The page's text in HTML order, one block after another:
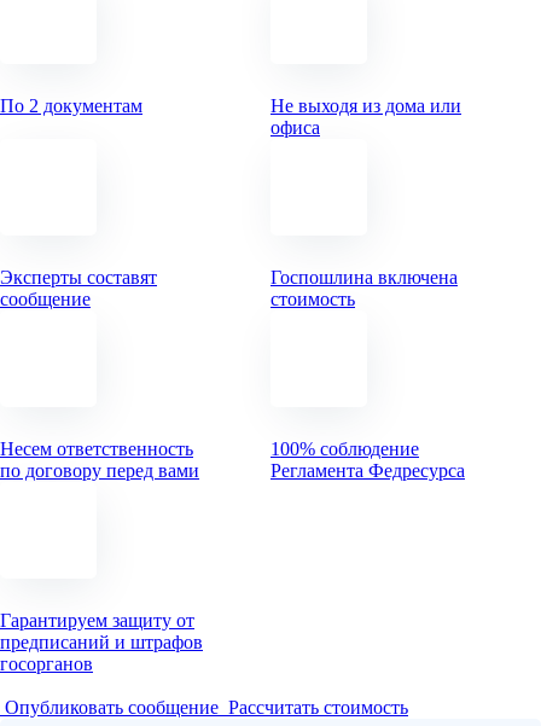
По 2 документам
Не выходя из дома или
офиса
Эксперты составят
сообщение
Госпошлина включена
стоимость
Несем ответственность
по договору перед вами
100% соблюдение
Регламента Федресурса
Гарантируем защиту от
предписаний и штрафов
госорганов
Опубликовать сообщение Рассчитать стоимость